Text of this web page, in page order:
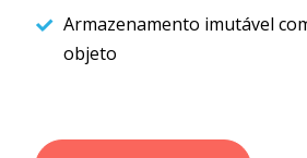
Armazenamento imutável
objeto